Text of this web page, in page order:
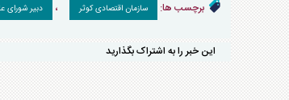
برچسب ها: سازمان اقتصادی کوثر ، دبیر شورای
این خبر را به اشتراک بگذارید